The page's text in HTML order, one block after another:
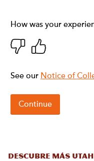
DESCUBRE MÁS UTAH